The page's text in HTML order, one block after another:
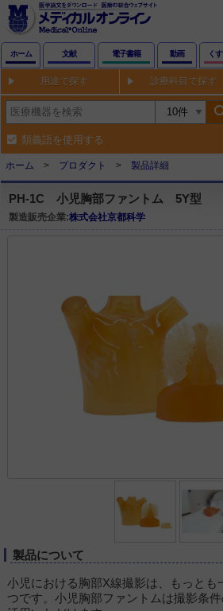
ホーム 文献 電子書籍 動画 く
用途で探す 診療科目で探す
類義語を使用する
ホーム プロダクト 製品詳細
PH-1C 小児胸部ファントム 5Y型
製造販売企業:株式会社京都科学
製品について
小児における胸部X線撮影は、もっとも
つです。小児胸部ファントムは撮影条